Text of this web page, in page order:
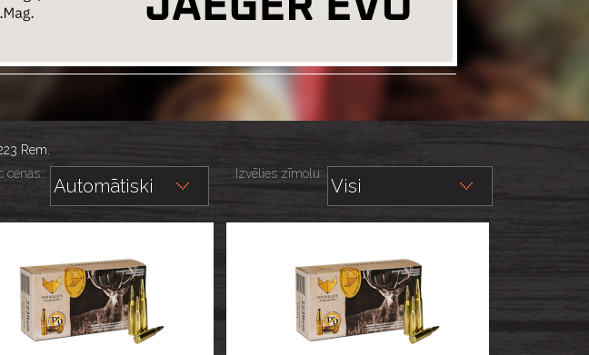
Rem.
cenas::
Izvēlies zīmolu: